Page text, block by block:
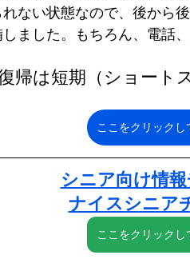
ない状態なので、後から
ました。もちろん、電話
帰は短期（ショート
ここをクリックし
シニア向け情
ナイスシニア
ここをクリックし